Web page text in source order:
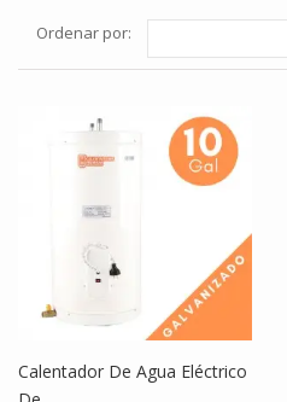
Ordenar por:
Calentador De Agua Eléctrico